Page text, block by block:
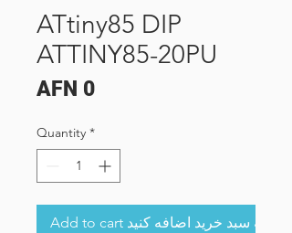
ATtiny85 DIP
ATTINY85-20PU
AFN 0Price
Quantity *
Add to cart به سبد خرید اضافه کنید